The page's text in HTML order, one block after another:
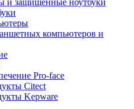
и защищенные ноутбуки
компьютеров и
Pro-face
Citect
Kepware